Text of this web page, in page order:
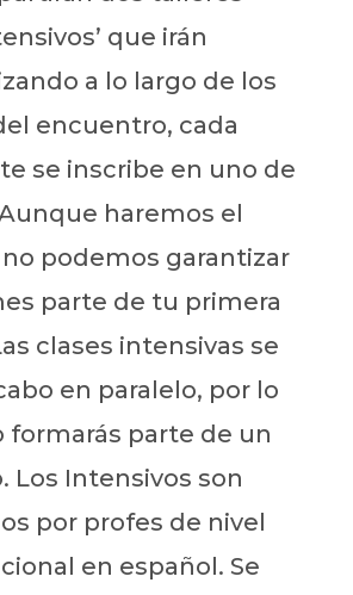
que irán
a lo largo de los
encuentro, cada
se inscribe en uno de
haremos el
podemos garantizar
parte de tu primera
clases intensivas se
en paralelo, por lo
formarás parte de un
Los Intensivos son
por profes de nivel
en español. Se